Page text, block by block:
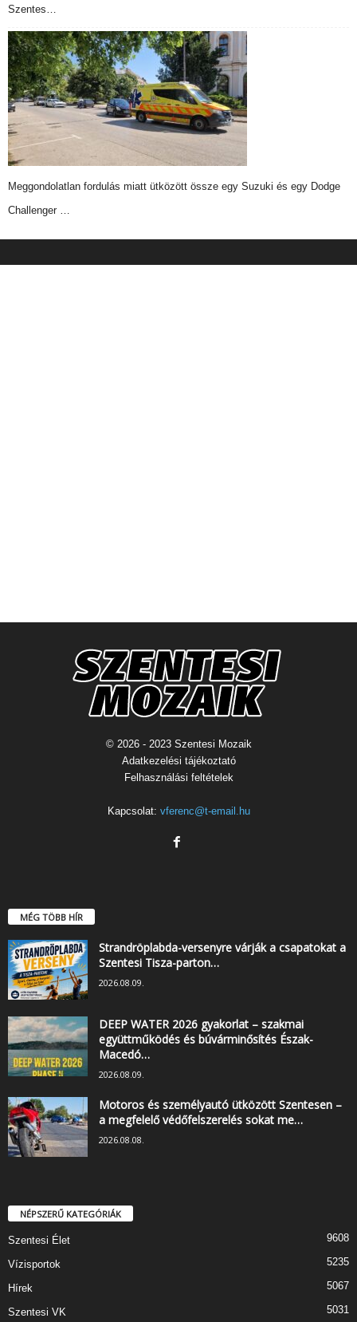
Szentes…
Meggondolatlan fordulás miatt ütközött össze egy Suzuki és egy Dodge
Challenger …
© 2026 - 2023 Szentesi Mozaik
Adatkezelési tájékoztató
Felhasználási feltételek
Kapcsolat: vferenc@t-email.hu
MÉG TÖBB HÍR
Strandröplabda-versenyre várják a csapatokat a
Szentesi Tisza-parton…
2026.08.09.
DEEP WATER 2026 gyakorlat – szakmai
együttműködés és búvárminősítés Észak-
Macedó…
2026.08.09.
Motoros és személyautó ütközött Szentesen –
a megfelelő védőfelszerelés sokat me…
2026.08.08.
NÉPSZERŰ KATEGÓRIÁK
Szentesi Élet 9608
Vízisportok 5235
Hírek 5067
Szentesi VK 5031